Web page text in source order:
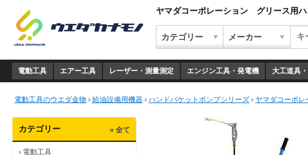
ヤマダコーポレーション グリース用
電動工具 エアー工具 レーザー・測量測定 エンジン工具・発電機 大工道具
電動工具のウエダ金物 › 給油設備用機器 › ハンドバケットポンプシリーズ › ヤマダコーポ
カテゴリー » 全て
› 電動工具